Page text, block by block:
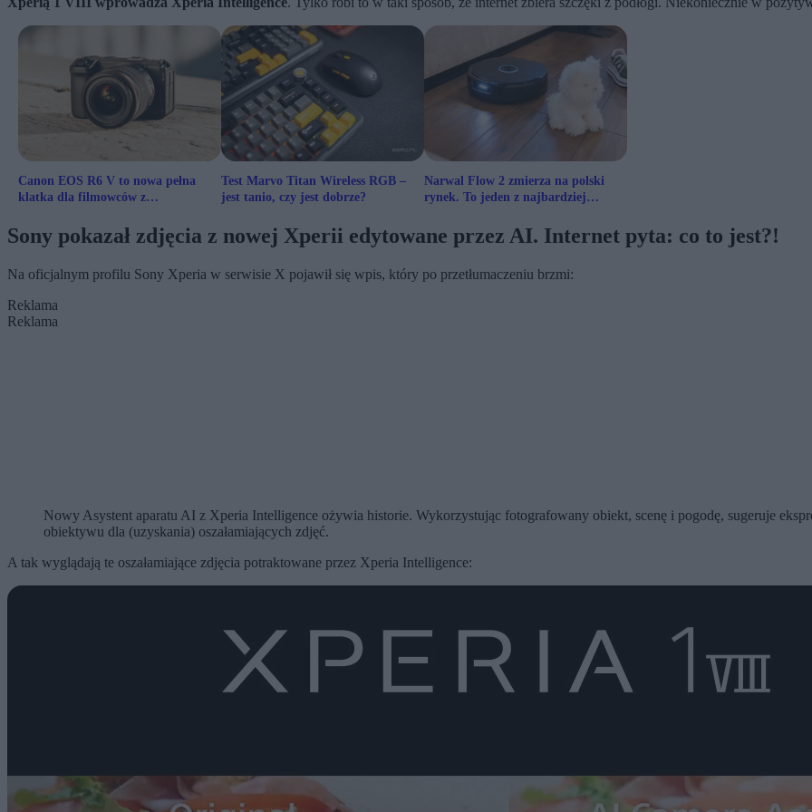
Canon EOS R6 V to nowa pełna
klatka dla filmowców z
Test Marvo Titan Wireless RGB –
jest tanio, czy jest dobrze?
Narwal Flow 2 zmierza na polski
rynek. To jeden z najbardziej
Sony pokazał zdjęcia z nowej Xperii edytowane przez AI. Internet pyta: co to jest?!
Na oficjalnym profilu Sony Xperia w serwisie X pojawił się wpis, który po przetłumaczeniu brzmi:
Reklama
Reklama
Nowy Asystent aparatu AI z Xperia Intelligence ożywia historie. Wykorzystując fotografowany obiekt, scenę i pogodę, sugeruje
obiektywu dla (uzyskania) oszałamiających zdjęć.
A tak wyglądają te oszałamiające zdjęcia potraktowane przez Xperia Intelligence: